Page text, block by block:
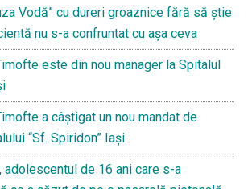
Vodă” cu dureri groaznice fără să ştie
nu s-a confruntat cu așa ceva
este din nou manager la Spitalul
a câștigat un nou mandat de
“Sf. Spiridon” Iași
adolescentul de 16 ani care s-a